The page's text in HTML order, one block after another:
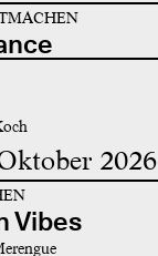
2026
Vibes